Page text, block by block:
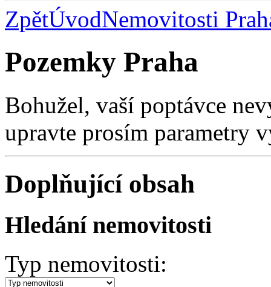
ZpětÚvodNemovitosti
Pozemky Praha
Bohužel, vaší poptávce
upravte prosím parametry
Doplňující obsah
Hledání nemovitosti
Typ nemovitosti: